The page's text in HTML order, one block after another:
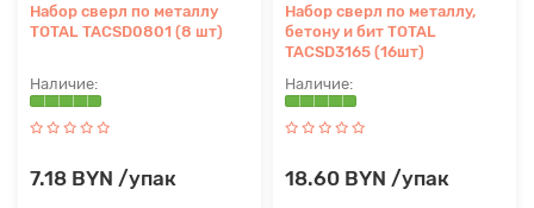
Набор сверл по металлу
TOTAL TACSD0801 (8 шт)
7.18 BYN /упак
Набор сверл по металлу,
бетону и бит TOTAL
TACSD3165 (16шт)
18.60 BYN /упак